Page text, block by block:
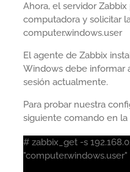
Ahora, el servidor
computadora y solicitar
computer.windows.user
El agente de Zabbix
Windows debe informar
sesión actualmente.
Para probar nuestra
siguiente comando en
# zabbix_get -s
"computer.windows.user"